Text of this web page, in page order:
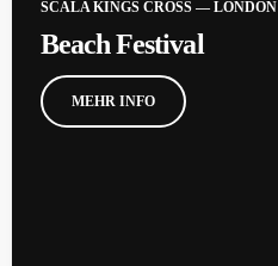
SCALA KINGS CROSS — LONDON
Beach Festival
MEHR INFO